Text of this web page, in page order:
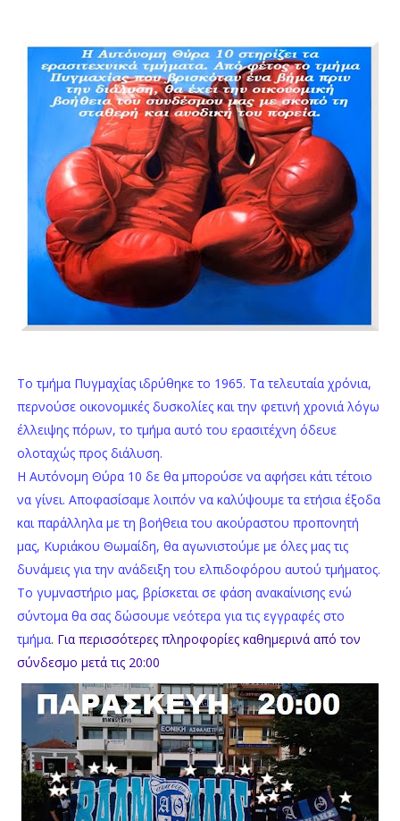
To τμήμα Πυγμαχίας ιδρύθηκε το 1965. Τα τελευταία χρόνια,
περνούσε οικονομικές δυσκολίες και την φετινή χρονιά λόγω
έλλειψης πόρων, το τμήμα αυτό του ερασιτέχνη όδευε
ολοταχώς προς διάλυση.
Η Αυτόνομη Θύρα 10 δε θα μπορούσε να αφήσει κάτι τέτοιο
να γίνει. Αποφασίσαμε λοιπόν να καλύψουμε τα ετήσια έξοδα
και παράλληλα με τη βοήθεια του ακούραστου προπονητή
μας, Κυριάκου Θωμαίδη, θα αγωνιστούμε με όλες μας τις
δυνάμεις για την ανάδειξη του ελπιδοφόρου αυτού τμήματος.
Το γυμναστήριο μας, βρίσκεται σε φάση ανακαίνισης ενώ
σύντομα θα σας δώσουμε νεότερα για τις εγγραφές στο
τμήμα. Για περισσότερες πληροφορίες καθημερινά από τον
σύνδεσμο μετά τις 20:00